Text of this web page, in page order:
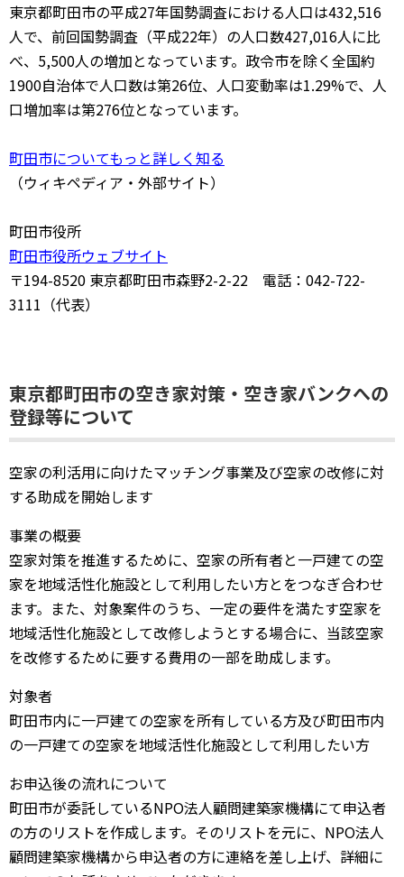
東京都町田市の平成27年国勢調査における人口は432,516
人で、前回国勢調査（平成22年）の人口数427,016人に比
べ、5,500人の増加となっています。政令市を除く全国約
1900自治体で人口数は第26位、人口変動率は1.29%で、人
口増加率は第276位となっています。
町田市についてもっと詳しく知る
（ウィキペディア・外部サイト）
町田市役所
町田市役所ウェブサイト
〒194-8520 東京都町田市森野2-2-22 電話：042-722-
3111（代表）
東京都町田市の空き家対策・空き家バンクへの
登録等について
空家の利活用に向けたマッチング事業及び空家の改修に対
する助成を開始します
事業の概要
空家対策を推進するために、空家の所有者と一戸建ての空
家を地域活性化施設として利用したい方とをつなぎ合わせ
ます。また、対象案件のうち、一定の要件を満たす空家を
地域活性化施設として改修しようとする場合に、当該空家
を改修するために要する費用の一部を助成します。
対象者
町田市内に一戸建ての空家を所有している方及び町田市内
の一戸建ての空家を地域活性化施設として利用したい方
お申込後の流れについて
町田市が委託しているNPO法人顧問建築家機構にて申込者
の方のリストを作成します。そのリストを元に、NPO法人
顧問建築家機構から申込者の方に連絡を差し上げ、詳細に